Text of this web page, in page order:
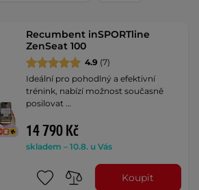
Recumbent inSPORTline
ZenSeat 100
4.9 (7)
Ideální pro pohodlný a efektivní
trénink, nabízí možnost současně
posilovat …
14 790 Kč
skladem – 10.8. u Vás
Koupit